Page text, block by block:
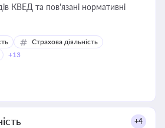
КВЕД та пов'язані нормативні
Страхова діяльність
+13
+4